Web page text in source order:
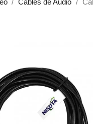
Cables de Audio